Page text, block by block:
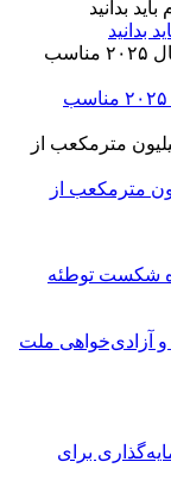
بدانید
آیا دوج‌کوین برای سرمایه‌گذاری در سال ۲۰۲۵ مناسب
مترمکعب از
شکست توطئه
آزادی‌خواهی ملت
برای